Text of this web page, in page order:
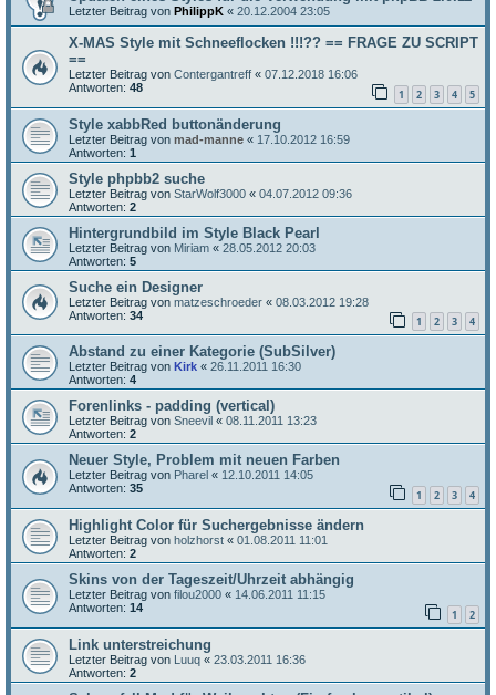
Letzter Beitrag von PhilippK « 20.12.2004 23:05
X-MAS Style mit Schneeflocken !!!?? == FRAGE ZU SCRIPT
==
Letzter Beitrag von Contergantreff « 07.12.2018 16:06
Antworten: 48 1 2 3 4 5
Style xabbRed buttonänderung
Letzter Beitrag von mad-manne « 17.10.2012 16:59
Antworten: 1
Style phpbb2 suche
Letzter Beitrag von StarWolf3000 « 04.07.2012 09:36
Antworten: 2
Hintergrundbild im Style Black Pearl
Letzter Beitrag von Miriam « 28.05.2012 20:03
Antworten: 5
Suche ein Designer
Letzter Beitrag von matzeschroeder « 08.03.2012 19:28
Antworten: 34 1 2 3 4
Abstand zu einer Kategorie (SubSilver)
Letzter Beitrag von Kirk « 26.11.2011 16:30
Antworten: 4
Forenlinks - padding (vertical)
Letzter Beitrag von Sneevil « 08.11.2011 13:23
Antworten: 2
Neuer Style, Problem mit neuen Farben
Letzter Beitrag von Pharel « 12.10.2011 14:05
Antworten: 35 1 2 3 4
Highlight Color für Suchergebnisse ändern
Letzter Beitrag von holzhorst « 01.08.2011 11:01
Antworten: 2
Skins von der Tageszeit/Uhrzeit abhängig
Letzter Beitrag von filou2000 « 14.06.2011 11:15
Antworten: 14 1 2
Link unterstreichung
Letzter Beitrag von Luuq « 23.03.2011 16:36
Antworten: 2